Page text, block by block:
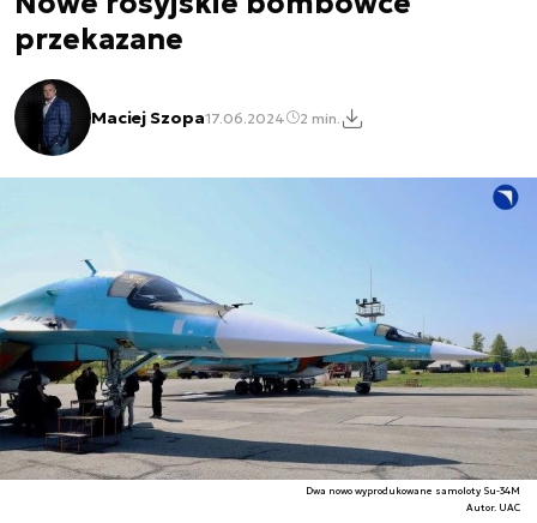
przekazane
Maciej Szopa17.06.2024 2 min.
Dwa nowo wyprodukowane samoloty Su-34M
Autor. UAC